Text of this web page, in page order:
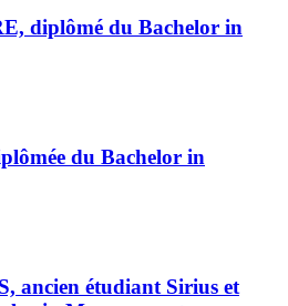
diplômé du Bachelor in
du Bachelor in
ancien étudiant Sirius et